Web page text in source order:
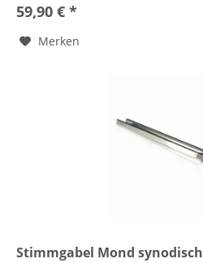
59,90 € *
Merken
Stimmgabel Mond synodisch